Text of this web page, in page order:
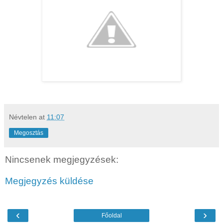
Névtelen at 11:07
Megosztás
Nincsenek megjegyzések:
Megjegyzés küldése
‹ ›
Főoldal